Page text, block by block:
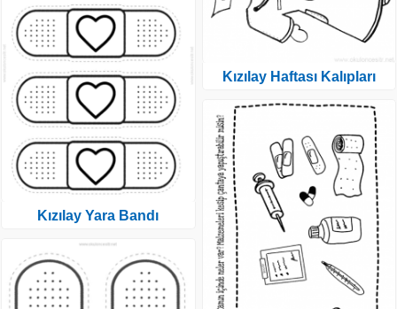
Kızılay Yara Bandı
Kızılay Haftası Kalıpları